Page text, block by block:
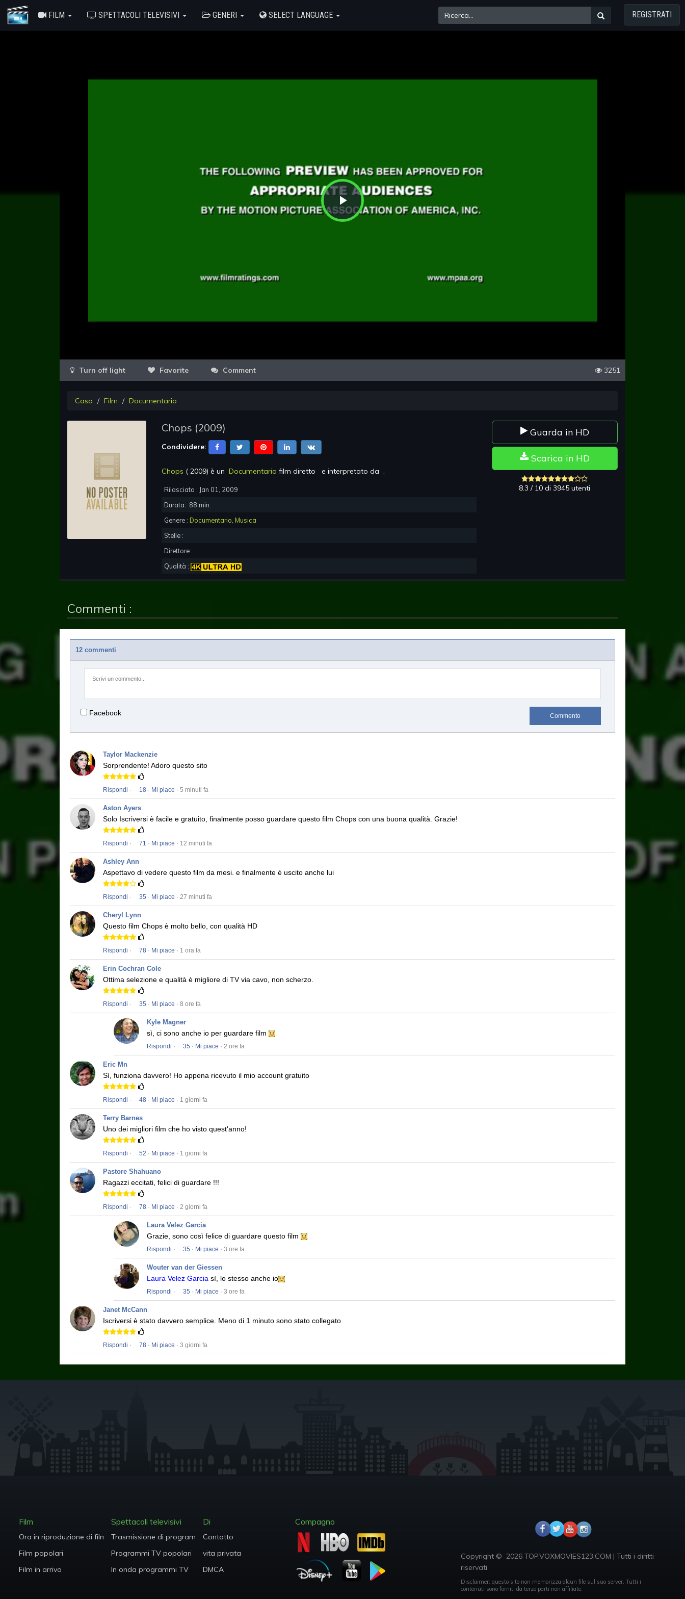
FILM SPETTACOLI TELEVISIVI GENERI SELECT LANGUAGE REGISTRATI
Play
Favorite Comment 3251
Casa Film Documentario
Chops (2009)
Condividere:
Chops ( 2009) è un Documentario film diretto e interpretato da .
Rilasciato : Jan 01, 2009
Durata: 88 min.
Genere : Documentario, Musica
Stelle :
Direttore :
Qualità :
Guarda in HD
Scarica in HD
8.3 / 10 di 3945 utenti
Commenti :
12 commenti
Facebook Commento
Taylor Mackenzie
Sorprendente! Adoro questo sito
Rispondi · 18 · Mi piace · 5 minuti fa
Aston Ayers
Solo Iscriversi è facile e gratuito, finalmente posso guardare questo film Chops con una buona qualità. Grazie!
Rispondi · 71 · Mi piace · 12 minuti fa
Ashley Ann
Aspettavo di vedere questo film da mesi. e finalmente è uscito anche lui
Rispondi · 35 · Mi piace · 27 minuti fa
Cheryl Lynn
Questo film Chops è molto bello, con qualità HD
Rispondi · 78 · Mi piace · 1 ora fa
Erin Cochran Cole
Ottima selezione e qualità è migliore di TV via cavo, non scherzo.
Rispondi · 35 · Mi piace · 8 ore fa
Kyle Magner
sì, ci sono anche io per guardare film
Rispondi · 35 · Mi piace · 2 ore fa
Eric Mn
Sì, funziona davvero! Ho appena ricevuto il mio account gratuito
Rispondi · 48 · Mi piace · 1 giorni fa
Terry Barnes
Uno dei migliori film che ho visto quest'anno!
Rispondi · 52 · Mi piace · 1 giorni fa
Pastore Shahuano
Ragazzi eccitati, felici di guardare !!!
Rispondi · 78 · Mi piace · 2 giorni fa
Laura Velez Garcia
Grazie, sono così felice di guardare questo film
Rispondi · 35 · Mi piace · 3 ore fa
Wouter van der Giessen
Laura Velez Garcia sì, lo stesso anche io
Rispondi · 35 · Mi piace · 3 ore fa
Janet McCann
Iscriversi è stato davvero semplice. Meno di 1 minuto sono stato collegato
Rispondi · 78 · Mi piace · 3 giorni fa
Film
Ora in riproduzione di film
Film popolari
Film in arrivo
Spettacoli televisivi
Trasmissione di programmi TV
Programmi TV popolari
In onda programmi TV
Di
Contatto
vita privata
DMCA
Compagno
Copyright © 2026 TOP.VOXMOVIES123.COM | Tutti i diritti
riservati
Disclaimer: questo sito non memorizza alcun file sul suo server. Tutti i
contenuti sono forniti da terze parti non affiliate.